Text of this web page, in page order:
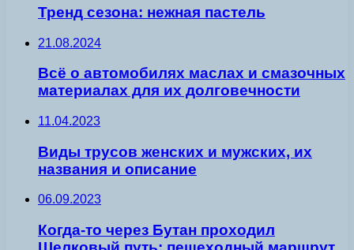
Тренд сезона: нежная пастель
21.08.2024
Всё о автомобилях маслах и смазочных
материалах для их долговечности
11.04.2023
Виды трусов женских и мужских, их
названия и описание
06.09.2023
Когда-то через Бутан проходил